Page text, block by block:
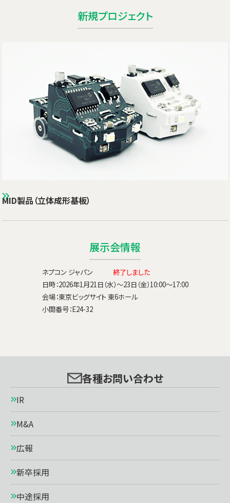
新規プロジェクト
MID製品（立体成形基板）
展示会情報
ネプコン ジャパン 終了しました
日時：2026年1月21日（水）～23日（金）10:00～17:00
会場：東京ビッグサイト 東6ホール
小間番号：E24-32
各種お問い合わせ
IR
M&A
広報
新卒採用
中途採用